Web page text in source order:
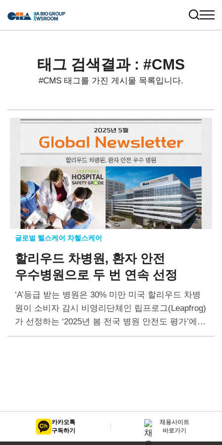
태그 검색결과 : #CMS
#CMS 태그를 가진 게시물 목록입니다.
글로벌 헬스케어 차헬스케어
할리우드 차병원, 환자 안전
우수병원으로 두 번 연속 선정
‘A’등급 받는 병원은 30% 미만 미국 할리우드 차병
원이 소비자 감시 비영리단체인 립프로그(Leapfrog)
가 선정하는 ‘2025년 봄 전국 병원 안전도 평가’에서
A 등급을 받았다. 립프로그는 매년 봄과 가을 두차
카카오톡
구독하기
채용사이트
바로가기